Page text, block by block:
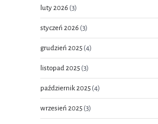
luty 2026 (3)
styczeń 2026 (3)
grudzień 2025 (4)
listopad 2025 (3)
październik 2025 (4)
wrzesień 2025 (3)